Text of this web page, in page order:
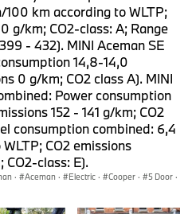
km according to WLTP;
g/km; CO2-class: A; Range
- 432). MINI Aceman SE
14,8-14,0
0 g/km; CO2 class A). MINI
Power consumption
152 - 141 g/km; CO2
consumption combined: 6,4
CO2 emissions
CO2-class: E).
· Aceman · Electric · Cooper · 5 Door ·